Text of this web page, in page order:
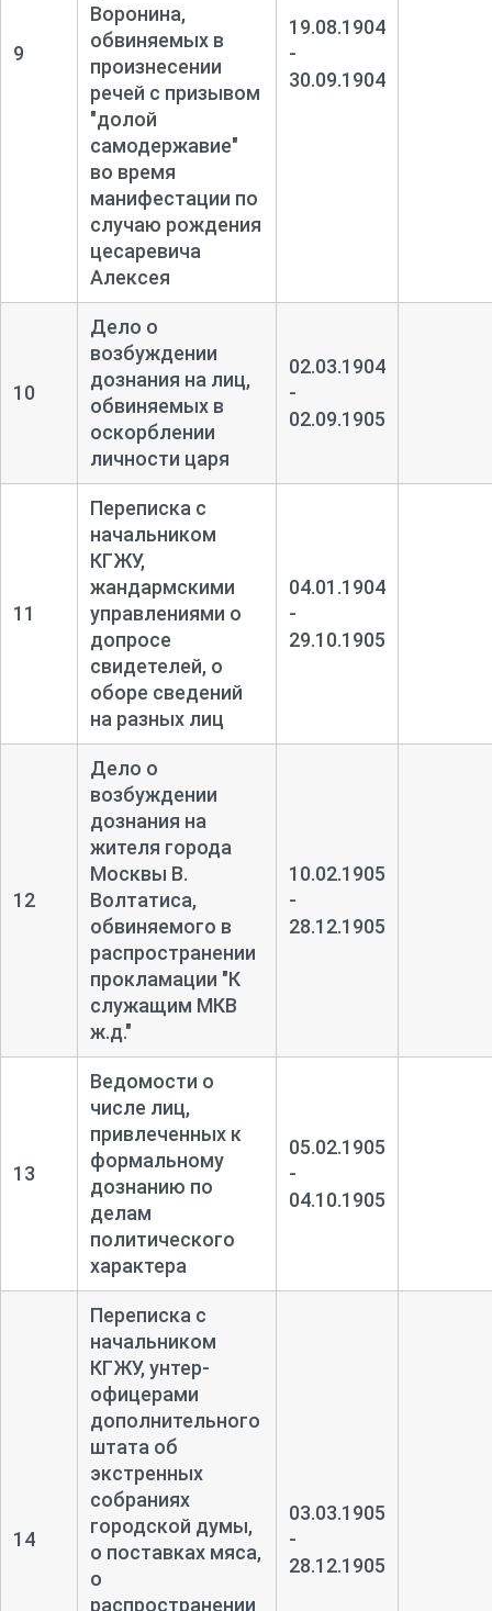
9
Воронина,
обвиняемых в
произнесении
речей с призывом
"долой
самодержавие"
во время
манифестации по
случаю рождения
цесаревича
Алексея
19.08.1904
-
30.09.1904
10
Дело о
возбуждении
дознания на лиц,
обвиняемых в
оскорблении
личности царя
02.03.1904
-
02.09.1905
11
Переписка с
начальником
КГЖУ,
жандармскими
управлениями о
допросе
свидетелей, о
оборе сведений
на разных лиц
04.01.1904
-
29.10.1905
12
Дело о
возбуждении
дознания на
жителя города
Москвы В.
Волтатиса,
обвиняемого в
распространении
прокламации "К
служащим МКВ
ж.д."
10.02.1905
-
28.12.1905
13
Ведомости о
числе лиц,
привлеченных к
формальному
дознанию по
делам
политического
характера
05.02.1905
-
04.10.1905
14
Переписка с
начальником
КГЖУ, унтер-
офицерами
дополнительного
штата об
экстренных
собраниях
городской думы,
о поставках мяса,
о
распространении
03.03.1905
-
28.12.1905